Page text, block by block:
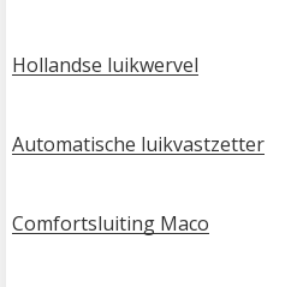
Hollandse luikwervel
Automatische luikvastzetter
Comfortsluiting Maco